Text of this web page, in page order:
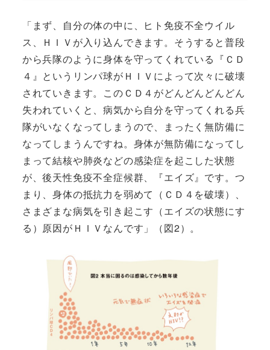
「まず、自分の体の中に、ヒト免疫不全ウイル
ス、ＨＩＶが入り込んできます。そうすると普段
から兵隊のように身体を守ってくれている『ＣＤ
４』というリンパ球がＨＩＶによって次々に破壊
されていきます。このＣＤ４がどんどんどんどん
失われていくと、病気から自分を守ってくれる兵
隊がいなくなってしまうので、まったく無防備に
なってしまうんですね。身体が無防備になってし
まって結核や肺炎などの感染症を起こした状態
が、後天性免疫不全症候群、『エイズ』です。つ
まり、身体の抵抗力を弱めて（ＣＤ４を破壊）、
さまざまな病気を引き起こす（エイズの状態にす
る）原因がＨＩＶなんです」（図2）。